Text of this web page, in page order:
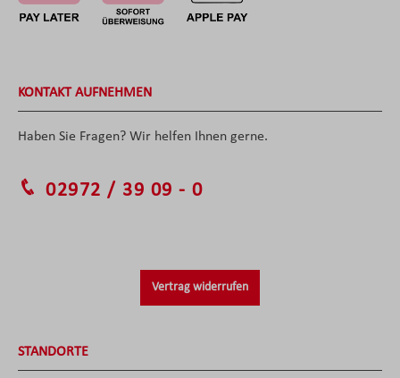
KONTAKT AUFNEHMEN
Haben Sie Fragen? Wir helfen Ihnen gerne.
02972 / 39 09 - 0
Vertrag widerrufen
STANDORTE